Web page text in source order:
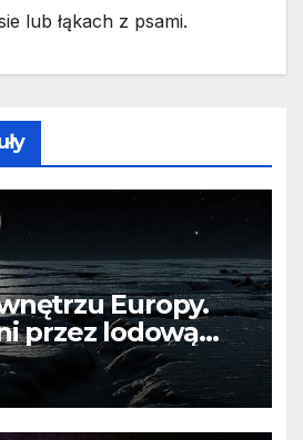
lub łąkach z psami.
Europy.
przez lodową